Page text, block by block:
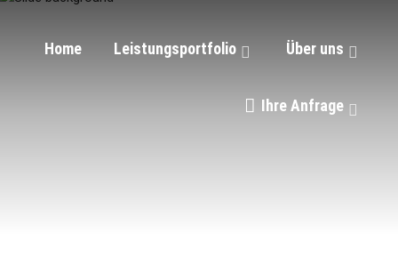
Home Leistungsportfolio Über uns
Ihre Anfrage